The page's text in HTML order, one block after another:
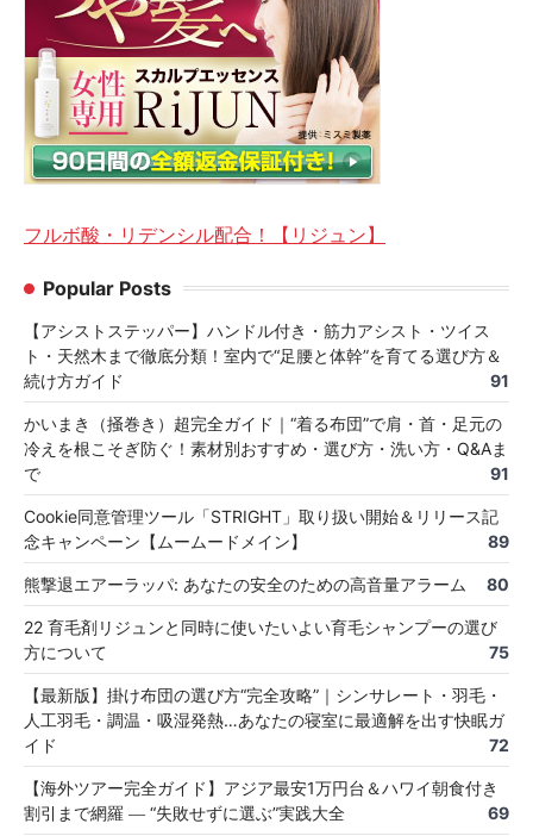
フルボ酸・リデンシル配合！【リジュン】
Popular Posts
【アシストステッパー】ハンドル付き・筋力アシスト・ツイス
ト・天然木まで徹底分類！室内で“足腰と体幹”を育てる選び方＆
続け方ガイド
91
かいまき（掻巻き）超完全ガイド｜“着る布団”で肩・首・足元の
冷えを根こそぎ防ぐ！素材別おすすめ・選び方・洗い方・Q&Aま
で
91
Cookie同意管理ツール「STRIGHT」取り扱い開始＆リリース記
念キャンペーン【ムームードメイン】
89
熊撃退エアーラッパ: あなたの安全のための高音量アラーム 80
22 育毛剤リジュンと同時に使いたいよい育毛シャンプーの選び
方について
75
【最新版】掛け布団の選び方“完全攻略”｜シンサレート・羽毛・
人工羽毛・調温・吸湿発熱…あなたの寝室に最適解を出す快眠ガ
イド
72
【海外ツアー完全ガイド】アジア最安1万円台＆ハワイ朝食付き
割引まで網羅 ― “失敗せずに選ぶ”実践大全
69